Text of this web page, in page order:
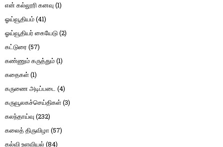
என் கல்லூரி கனவு (1)
ஓய்வூதியம்(41)
ஓய்வூதியர் கையேடு(2)
கட்டுரை (57)
கண்ணும் கருத்தும்(1)
கதைகள்(1)
கருணை அடிப்படை (4)
கருவூலகச்செய்திகள்(3)
கலந்தாய்வு (232)
கலைத் திருவிழா (57)
கல்வி உளவியல் (84)